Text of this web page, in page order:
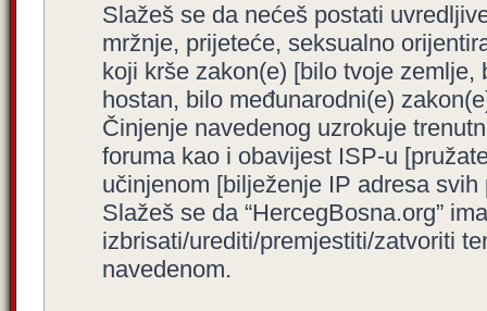
Slažeš se da nećeš postati
mržnje, prijeteće, seksualno
koji krše zakon(e) [bilo tvoje zemlje,
hostan, bilo međunarodni(e)
Činjenje navedenog uzrokuje
foruma kao i obavijest ISP-u
učinjenom [bilježenje IP adresa
Slažeš se da “HercegBosna.org”
izbrisati/urediti/premjestiti/zatvoriti
navedenom.